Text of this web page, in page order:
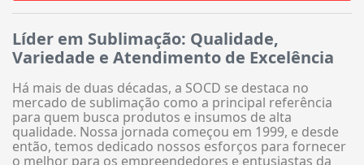
Líder em Sublimação: Qualidade,
Variedade e Atendimento de Excelência
Há mais de duas décadas, a SOCD se destaca no
mercado de sublimação como a principal referência
para quem busca produtos e insumos de alta
qualidade. Nossa jornada começou em 1999, e desde
então, temos dedicado nossos esforços para fornecer
o melhor para os empreendedores e entusiastas da